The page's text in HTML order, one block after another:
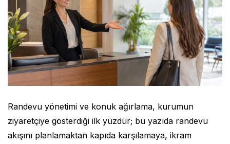
Randevu yönetimi ve konuk ağırlama, kurumun
ziyaretçiye gösterdiği ilk yüzdür; bu yazıda randevu
akışını planlamaktan kapıda karşılamaya, ikram